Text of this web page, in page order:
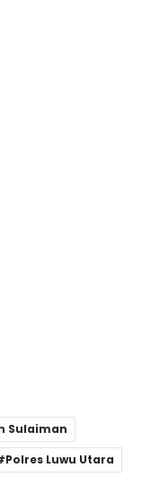
Sulaiman
Polres Luwu Utara